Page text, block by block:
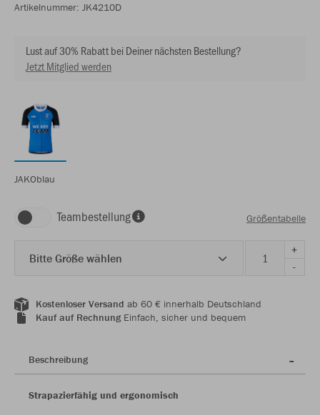
Artikelnummer: JK4210D
Lust auf 30% Rabatt bei Deiner nächsten Bestellung?
Jetzt Mitglied werden
JAKOblau
Teambestellung Größentabelle
Bitte Größe wählen
+
-
Kostenloser Versand ab 60 € innerhalb Deutschland
Kauf auf RechnungEinfach, sicher und bequem
Beschreibung
Strapazierfähig und ergonomisch